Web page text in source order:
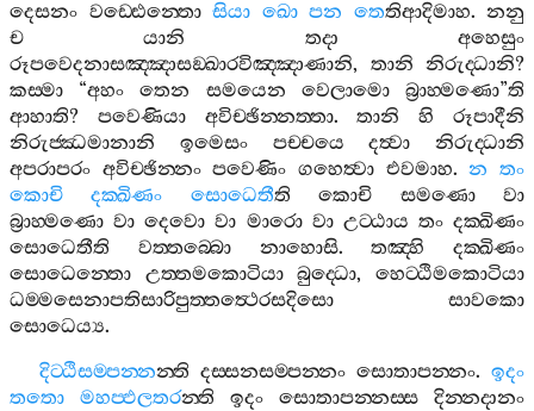
දෙසනං වඩ‍්ඪෙන‍්තො සියා ඛො පන තෙතිආදිමාහ. නනු
ච
යානි තදා
අහෙසුං
රූපවෙදනාසඤ‍්ඤාසඞ‍්ඛාරවිඤ‍්ඤාණානි, තානි නිරුද‍්ධානි?
කස‍්මා “අහං තෙන සමයෙන වෙලාමො බ්‍රාහ‍්මණො”ති
ආහාති? පවෙණියා අවිච‍්ඡින‍්නත‍්තා.තානි හි
රූපාදීනි
නිරුජ‍්ඣමානානි
ඉමෙසං පච‍්චයෙ දත්‍වා
නිරුද‍්ධානි
අපරාපරං අවිච‍්ඡින‍්නං පවෙණිං ගහෙත්‍වා එවමාහ.න තං
කොචි
දක‍්ඛිණං සොධෙතීති කොචි සමණො
වා
බ්‍රාහ‍්මණො වා දෙවො වා මාරො වා උට‍්ඨාය තං දක‍්ඛිණං
සොධෙතීති
වත‍්තබ‍්බො නාහොසි.තඤ‍්හි
දක‍්ඛිණං
සොධෙන‍්තො
උත‍්තමකොටියා බුද‍්ධො,හෙට‍්ඨිමකොටියා
ධම‍්මසෙනාපතිසාරිපුත‍්තත්‍ථෙරසදිසො
සාවකො
සොධෙය්‍ය.
දිට‍්ඨිසම‍්පන‍්නන‍්ති දස‍්සනසම‍්පන‍්නං සොතාපන‍්නං. ඉදං
තතො
මහප‍්ඵලතරන‍්ති ඉදං සොතාපන‍්නස‍්ස
දින‍්නදානං